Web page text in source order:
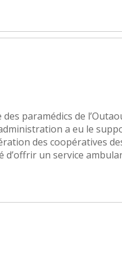
paramédics de
a eu le
des coopératives
d’offrir un service